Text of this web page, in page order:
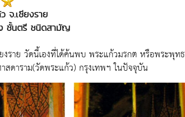
จ.เชียงราย
ชั้นตรี ชนิดสามัญ
ราย วัดนี้เองที่ได้ค้นพบ พระแก้วมรกต หรือพระพุทธ
าราม(วัดพระแก้ว) กรุงเทพฯ ในปัจจุบัน